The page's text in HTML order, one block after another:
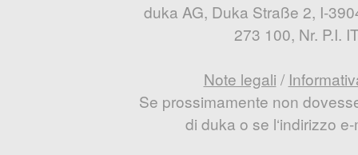
duka AG, Duka Straße 2, I-
273 100, Nr. P.I.
Note legali /
Se prossimamente non
di duka o se l‘indirizzo